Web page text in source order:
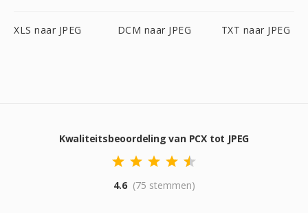
XLS naar JPEG DCM naar JPEG TXT naar JPEG
Kwaliteitsbeoordeling van PCX tot JPEG
4.6 (75 stemmen)